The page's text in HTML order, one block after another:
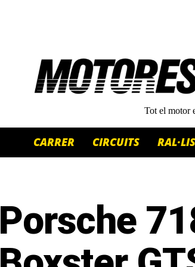
Tot el motor
CARRER CIRCUITS RAL·LIS
Porsche